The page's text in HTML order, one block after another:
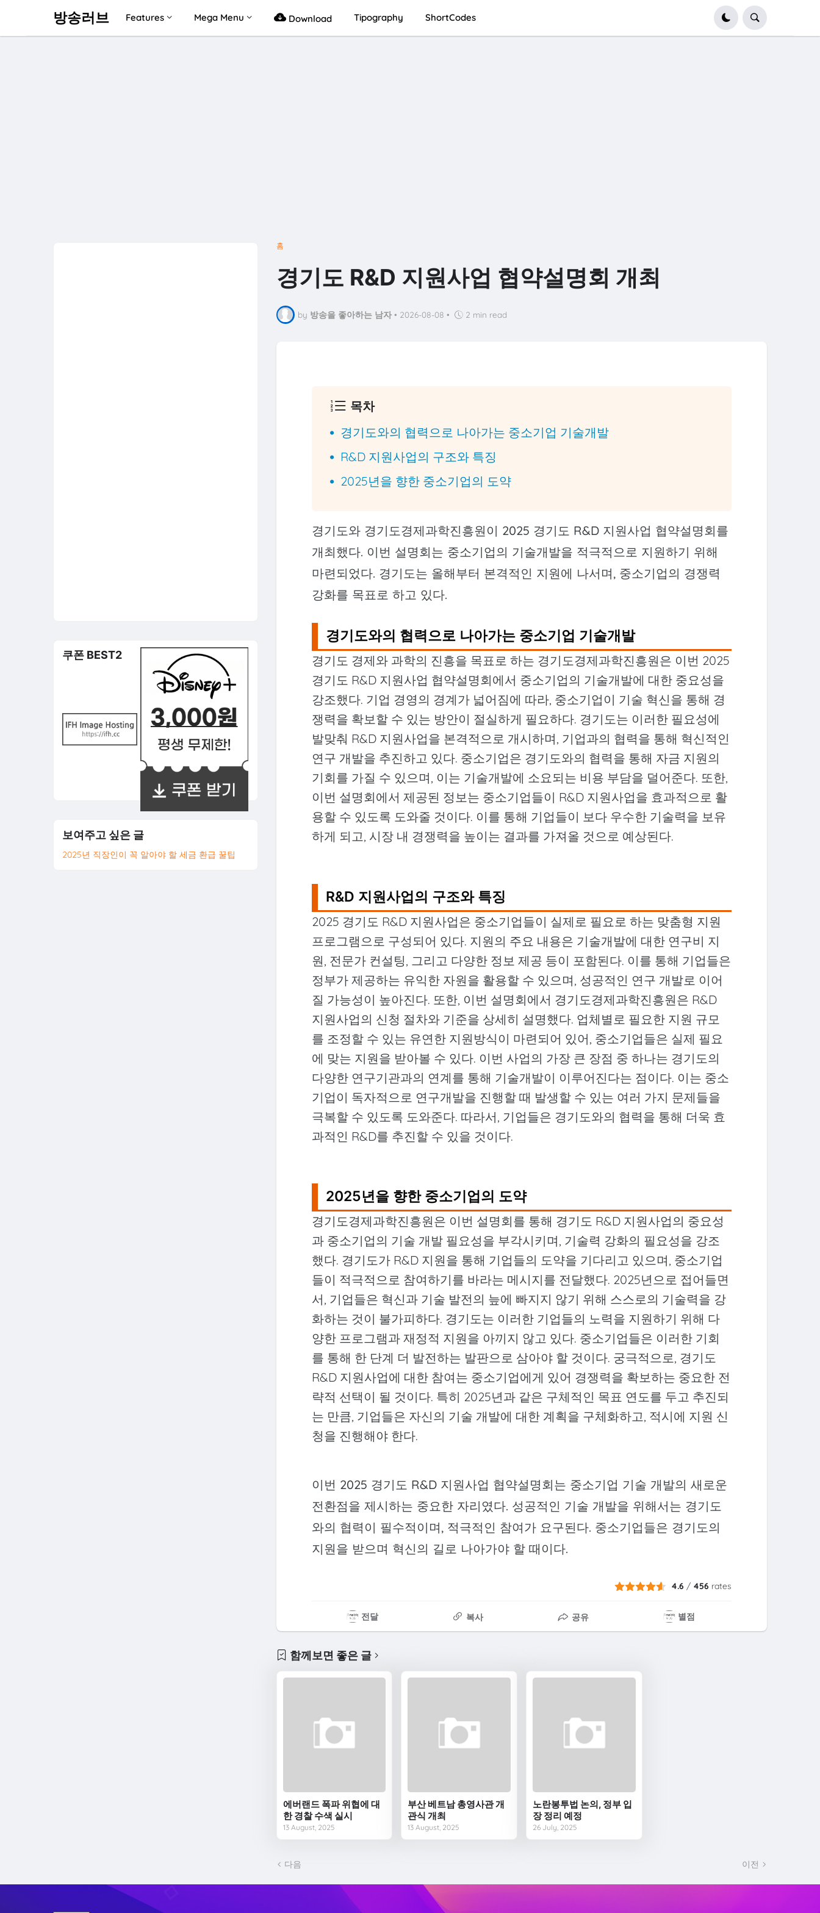
방송러브 Features Mega Menu Download Tipography ShortCodes
홈
경기도 R&D 지원사업 협약설명회 개최
by 방송을 좋아하는 남자 • 2026-08-08 • 2 min read
목차
경기도와의 협력으로 나아가는 중소기업 기술개발
R&D 지원사업의 구조와 특징
2025년을 향한 중소기업의 도약
경기도와 경기도경제과학진흥원이 2025 경기도 R&D 지원사업 협약설명회를
개최했다. 이번 설명회는 중소기업의 기술개발을 적극적으로 지원하기 위해
마련되었다. 경기도는 올해부터 본격적인 지원에 나서며, 중소기업의 경쟁력
강화를 목표로 하고 있다.
경기도와의 협력으로 나아가는 중소기업 기술개발
경기도 경제와 과학의 진흥을 목표로 하는 경기도경제과학진흥원은 이번 2025
경기도 R&D 지원사업 협약설명회에서 중소기업의 기술개발에 대한 중요성을
강조했다. 기업 경영의 경계가 넓어짐에 따라, 중소기업이 기술 혁신을 통해 경
쟁력을 확보할 수 있는 방안이 절실하게 필요하다. 경기도는 이러한 필요성에
발맞춰 R&D 지원사업을 본격적으로 개시하며, 기업과의 협력을 통해 혁신적인
연구 개발을 추진하고 있다. 중소기업은 경기도와의 협력을 통해 자금 지원의
기회를 가질 수 있으며, 이는 기술개발에 소요되는 비용 부담을 덜어준다. 또한,
이번 설명회에서 제공된 정보는 중소기업들이 R&D 지원사업을 효과적으로 활
용할 수 있도록 도와줄 것이다. 이를 통해 기업들이 보다 우수한 기술력을 보유
하게 되고, 시장 내 경쟁력을 높이는 결과를 가져올 것으로 예상된다.
R&D 지원사업의 구조와 특징
2025 경기도 R&D 지원사업은 중소기업들이 실제로 필요로 하는 맞춤형 지원
프로그램으로 구성되어 있다. 지원의 주요 내용은 기술개발에 대한 연구비 지
원, 전문가 컨설팅, 그리고 다양한 정보 제공 등이 포함된다. 이를 통해 기업들은
정부가 제공하는 유익한 자원을 활용할 수 있으며, 성공적인 연구 개발로 이어
질 가능성이 높아진다. 또한, 이번 설명회에서 경기도경제과학진흥원은 R&D
지원사업의 신청 절차와 기준을 상세히 설명했다. 업체별로 필요한 지원 규모
를 조정할 수 있는 유연한 지원방식이 마련되어 있어, 중소기업들은 실제 필요
에 맞는 지원을 받아볼 수 있다. 이번 사업의 가장 큰 장점 중 하나는 경기도의
다양한 연구기관과의 연계를 통해 기술개발이 이루어진다는 점이다. 이는 중소
기업이 독자적으로 연구개발을 진행할 때 발생할 수 있는 여러 가지 문제들을
극복할 수 있도록 도와준다. 따라서, 기업들은 경기도와의 협력을 통해 더욱 효
과적인 R&D를 추진할 수 있을 것이다.
2025년을 향한 중소기업의 도약
경기도경제과학진흥원은 이번 설명회를 통해 경기도 R&D 지원사업의 중요성
과 중소기업의 기술 개발 필요성을 부각시키며, 기술력 강화의 필요성을 강조
했다. 경기도가 R&D 지원을 통해 기업들의 도약을 기다리고 있으며, 중소기업
들이 적극적으로 참여하기를 바라는 메시지를 전달했다. 2025년으로 접어들면
서, 기업들은 혁신과 기술 발전의 늪에 빠지지 않기 위해 스스로의 기술력을 강
화하는 것이 불가피하다. 경기도는 이러한 기업들의 노력을 지원하기 위해 다
양한 프로그램과 재정적 지원을 아끼지 않고 있다. 중소기업들은 이러한 기회
를 통해 한 단계 더 발전하는 발판으로 삼아야 할 것이다. 궁극적으로, 경기도
R&D 지원사업에 대한 참여는 중소기업에게 있어 경쟁력을 확보하는 중요한 전
략적 선택이 될 것이다. 특히 2025년과 같은 구체적인 목표 연도를 두고 추진되
는 만큼, 기업들은 자신의 기술 개발에 대한 계획을 구체화하고, 적시에 지원 신
청을 진행해야 한다.
이번 2025 경기도 R&D 지원사업 협약설명회는 중소기업 기술 개발의 새로운
전환점을 제시하는 중요한 자리였다. 성공적인 기술 개발을 위해서는 경기도
와의 협력이 필수적이며, 적극적인 참여가 요구된다. 중소기업들은 경기도의
지원을 받으며 혁신의 길로 나아가야 할 때이다.
4.6 / 456 rates
전달 복사 공유 별점
함께보면 좋은 글
에버랜드 폭파 위협에 대
한 경찰 수색 실시
13 August, 2025
부산 베트남 총영사관 개
관식 개최
13 August, 2025
노란봉투법 논의, 정부 입
장 정리 예정
26 July, 2025
다음 이전
쿠폰 BEST2
보여주고 싶은 글
2025년 직장인이 꼭 알아야 할 세금 환급 꿀팁